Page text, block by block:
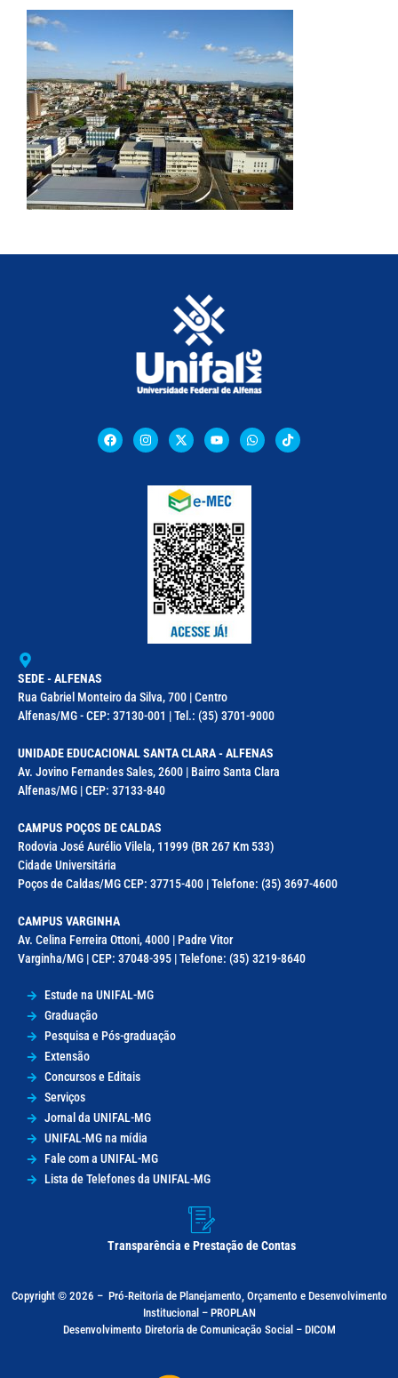
SEDE - ALFENAS
Rua Gabriel Monteiro da Silva, 700 | Centro
Alfenas/MG - CEP: 37130-001 | Tel.: (35) 3701-9000
UNIDADE EDUCACIONAL SANTA CLARA - ALFENAS
Av. Jovino Fernandes Sales, 2600 | Bairro Santa Clara
Alfenas/MG | CEP: 37133-840
CAMPUS POÇOS DE CALDAS
Rodovia José Aurélio Vilela, 11999 (BR 267 Km 533)
Cidade Universitária
Poços de Caldas/MG CEP: 37715-400 | Telefone: (35) 3697-4600
CAMPUS VARGINHA
Av. Celina Ferreira Ottoni, 4000 | Padre Vitor
Varginha/MG | CEP: 37048-395 | Telefone: (35) 3219-8640
Estude na UNIFAL-MG
Graduação
Pesquisa e Pós-graduação
Extensão
Concursos e Editais
Serviços
Jornal da UNIFAL-MG
UNIFAL-MG na mídia
Fale com a UNIFAL-MG
Lista de Telefones da UNIFAL-MG
Transparência e Prestação de Contas
Copyright © 2026 – Pró-Reitoria de Planejamento, Orçamento e Desenvolvimento
Institucional – PROPLAN
Desenvolvimento Diretoria de Comunicação Social – DICOM